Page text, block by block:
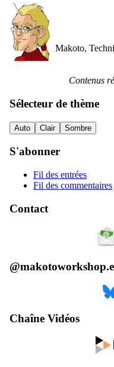
Makoto,
Contenus
Sélecteur de thème
Auto Clair Sombre
S'abonner
Fil des entrées
Fil des commentaires
Contact
Chaîne Vidéos